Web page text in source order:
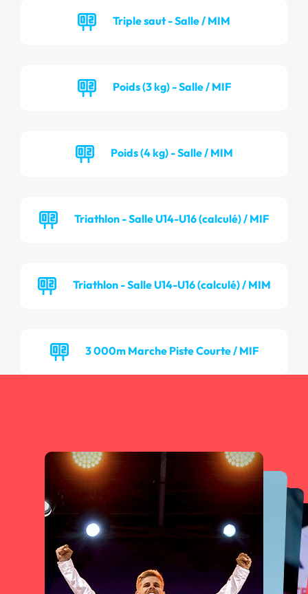
Triple saut - Salle / MIM
Poids (3 kg) - Salle / MIF
Poids (4 kg) - Salle / MIM
Triathlon - Salle U14-U16 (calculé) / MIF
Triathlon - Salle U14-U16 (calculé) / MIM
3 000m Marche Piste Courte / MIF